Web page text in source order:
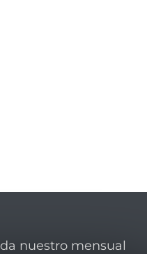
nuestro mensual